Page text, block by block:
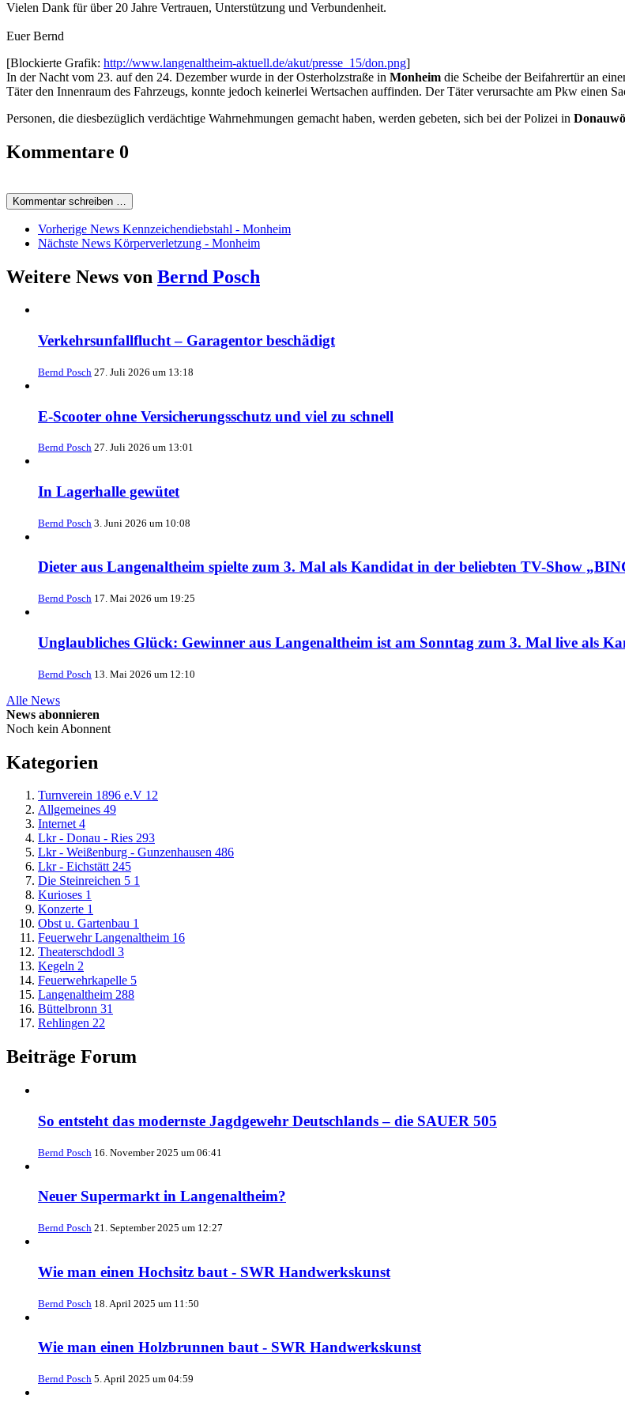
Vielen Dank für über 20 Jahre Vertrauen, Unterstützung und Verbundenheit.
Euer Bernd
[Blockierte Grafik: http://www.langenaltheim-aktuell.de/akut/presse_15/don.png]
In der Nacht vom 23. auf den 24. Dezember wurde in der Osterholzstraße in Monheim die Scheibe der Beifahrertür an
Täter den Innenraum des Fahrzeugs, konnte jedoch keinerlei Wertsachen auffinden. Der Täter verursachte am Pkw einen
Personen, die diesbezüglich verdächtige Wahrnehmungen gemacht haben, werden gebeten, sich bei der Polizei in
Kommentare 0
Kommentar schreiben …
Vorherige News Kennzeichendiebstahl - Monheim
Nächste News Körperverletzung - Monheim
Weitere News von Bernd Posch
Verkehrsunfallflucht – Garagentor beschädigt
Bernd Posch 27. Juli 2026 um 13:18
E-Scooter ohne Versicherungsschutz und viel zu schnell
Bernd Posch 27. Juli 2026 um 13:01
In Lagerhalle gewütet
Bernd Posch 3. Juni 2026 um 10:08
Dieter aus Langenaltheim spielte zum 3. Mal als Kandidat in der beliebten TV-Show
Bernd Posch 17. Mai 2026 um 19:25
Unglaubliches Glück: Gewinner aus Langenaltheim ist am Sonntag zum 3. Mal live als
Bernd Posch 13. Mai 2026 um 12:10
Alle News
News abonnieren
Noch kein Abonnent
Kategorien
Turnverein 1896 e.V 12
Allgemeines 49
Internet 4
Lkr - Donau - Ries 293
Lkr - Weißenburg - Gunzenhausen 486
Lkr - Eichstätt 245
Die Steinreichen 5 1
Kurioses 1
Konzerte 1
Obst u. Gartenbau 1
Feuerwehr Langenaltheim 16
Theaterschdodl 3
Kegeln 2
Feuerwehrkapelle 5
Langenaltheim 288
Büttelbronn 31
Rehlingen 22
Beiträge Forum
So entsteht das modernste Jagdgewehr Deutschlands – die SAUER 505
Bernd Posch 16. November 2025 um 06:41
Neuer Supermarkt in Langenaltheim?
Bernd Posch 21. September 2025 um 12:27
Wie man einen Hochsitz baut - SWR Handwerkskunst
Bernd Posch 18. April 2025 um 11:50
Wie man einen Holzbrunnen baut - SWR Handwerkskunst
Bernd Posch 5. April 2025 um 04:59